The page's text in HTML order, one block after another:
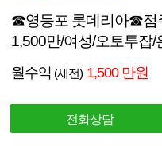
☎영등포 롯데리아☎점
1,500만/여성/오토투잡/
월수익 (세전) 1,500 만원
전화상담